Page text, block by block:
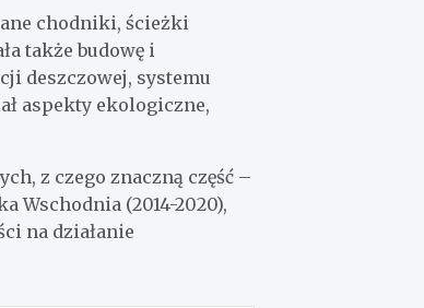
chodniki, ścieżki
także budowę i
deszczowej, systemu
aspekty ekologiczne,
z czego znaczną część –
Wschodnia (2014-2020),
na działanie